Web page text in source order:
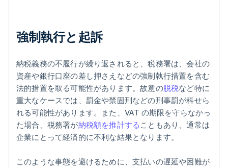
強制執行と起訴
納税義務の不履行が繰り返されると、税務署は、会社の
資産や銀行口座の差し押さえなどの強制執行措置を含む
法的措置を取る可能性があります。故意の脱税など特に
重大なケースでは、罰金や禁固刑などの刑事罰が科せら
れる可能性があります。また、VAT の期限を守らなかっ
た場合、税務署が納税額を推計する こともあり、通常は
企業にとって経済的に不利な結果となります。
このような事態を避けるために、支払いの遅延や困難が